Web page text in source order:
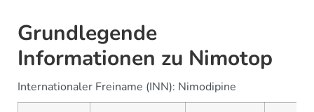
Grundlegende
Informationen zu Nimotop
Internationaler Freiname (INN): Nimodipine